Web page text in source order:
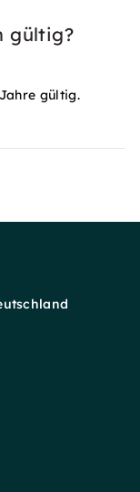
gültig?
gültig.